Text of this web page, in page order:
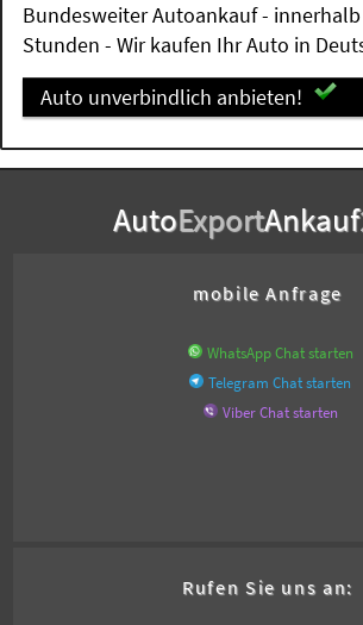
Bundesweiter Autoankauf -
Stunden - Wir kaufen Ihr Auto in
Auto unverbindlich anbieten!
AutoExportAnkauf
mobile Anfrage
WhatsApp Chat starten
Telegram Chat starten
Viber Chat starten
Rufen Sie uns an: